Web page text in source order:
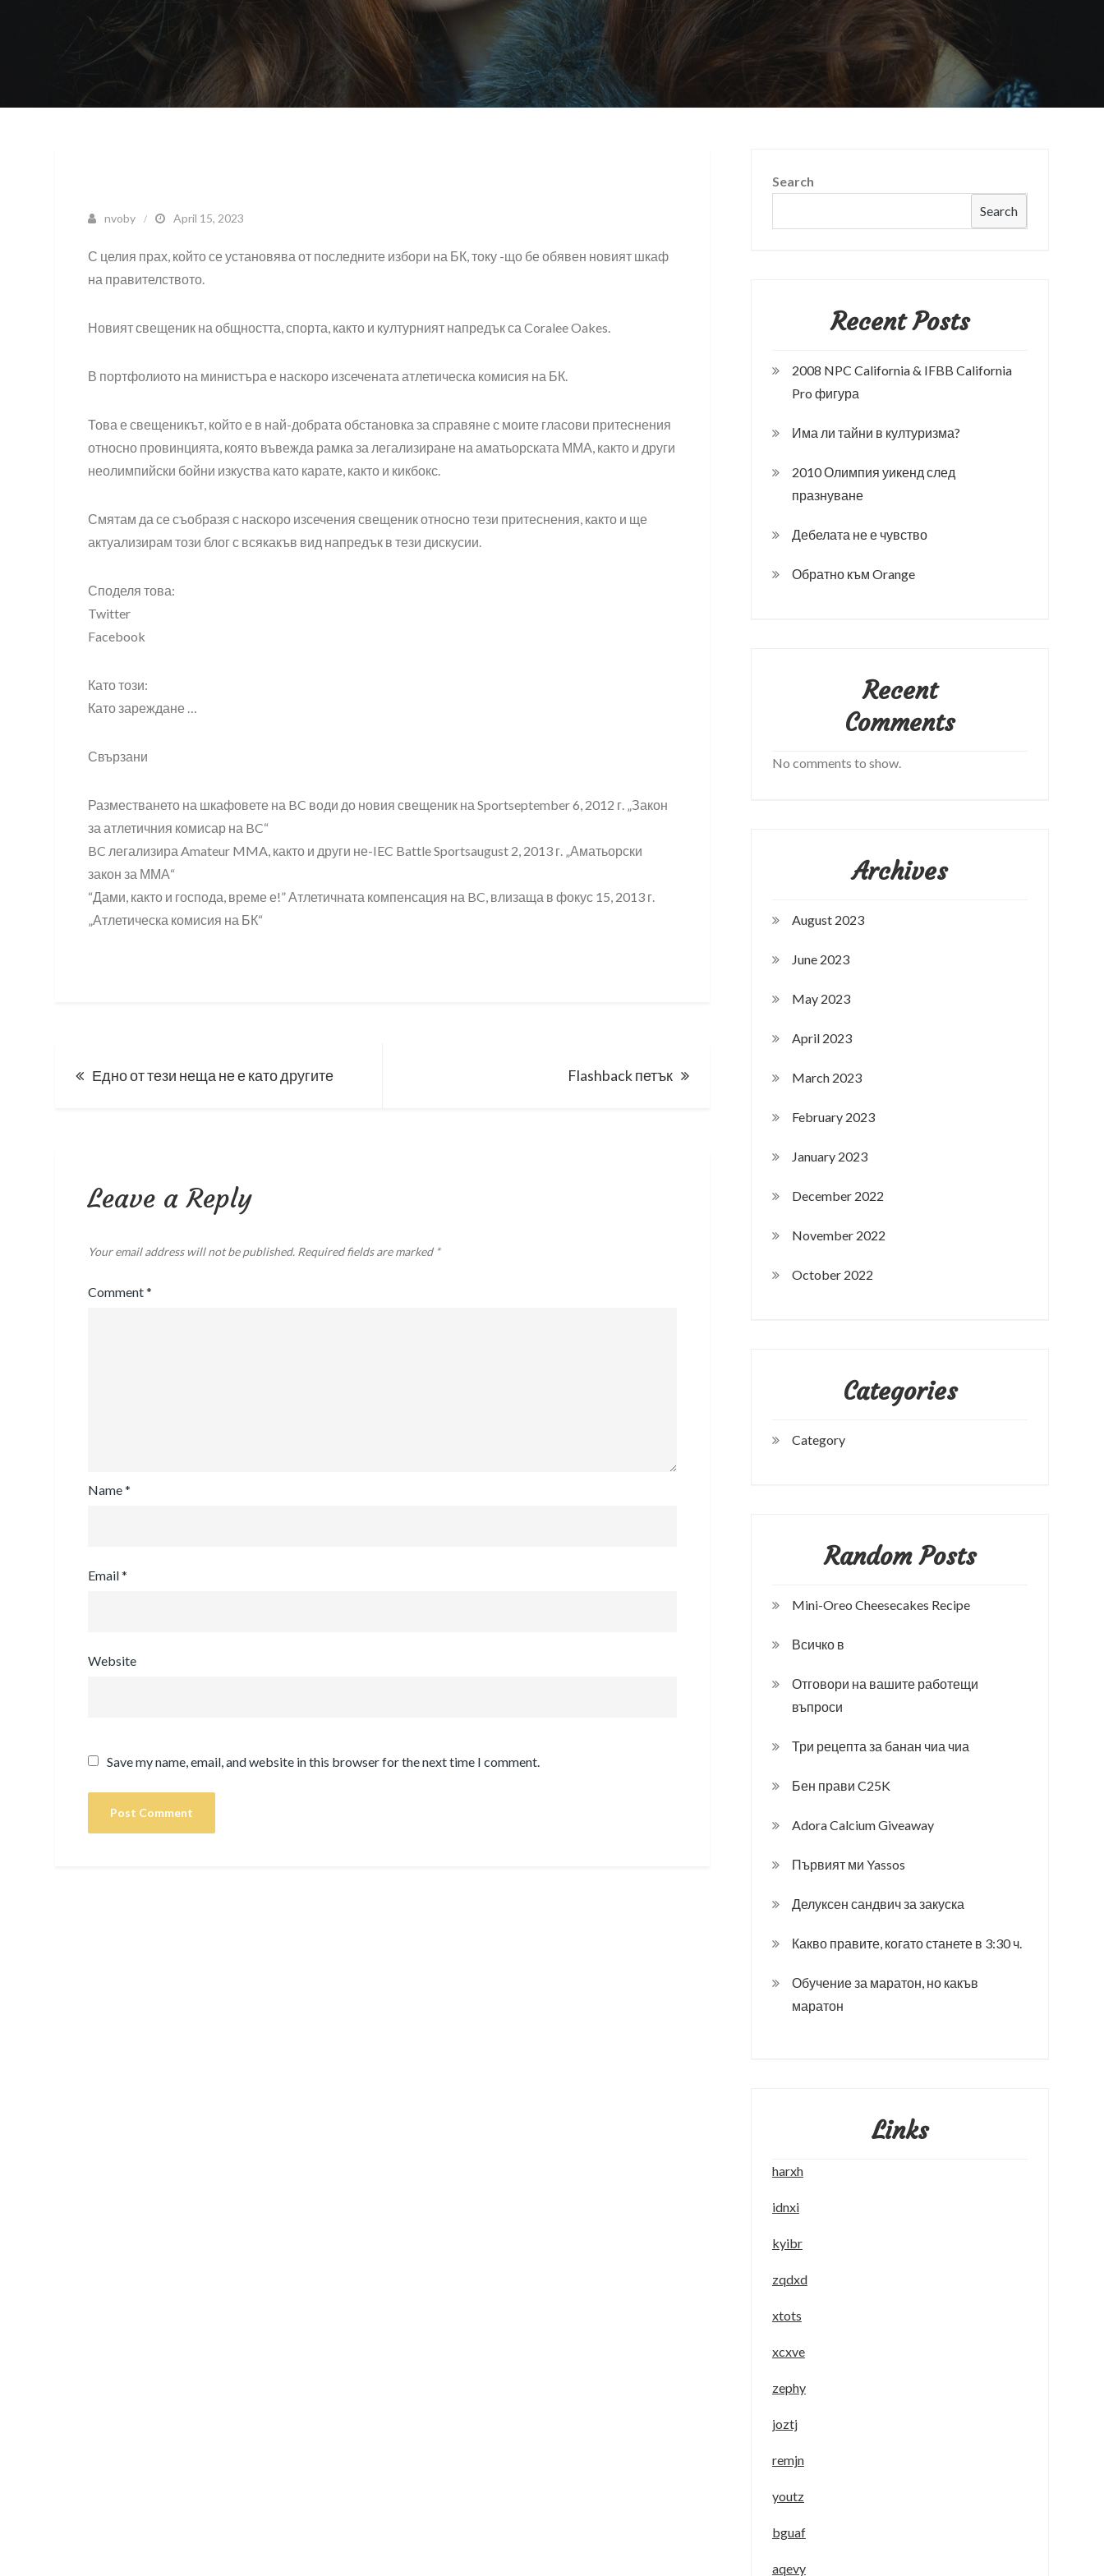
nvoby April 15, 2023
С целия прах, който се установява от последните избори на БК, току -що бе обявен новият шкаф
на правителството.
Новият свещеник на общността, спорта, както и културният напредък са Coralee Oakes.
В портфолиото на министъра е наскоро изсечената атлетическа комисия на БК.
Това е свещеникът, който е в най-добрата обстановка за справяне с моите гласови притеснения
относно провинцията, която въвежда рамка за легализиране на аматьорската ММА, както и други
неолимпийски бойни изкуства като карате, както и кикбокс.
Смятам да се съобразя с наскоро изсечения свещеник относно тези притеснения, както и ще
актуализирам този блог с всякакъв вид напредък в тези дискусии.
Споделя това:
Twitter
Facebook
Като този:
Като зареждане …
Свързани
Разместването на шкафовете на BC води до новия свещеник на Sportseptember 6, 2012 г. „Закон
за атлетичния комисар на BC“
BC легализира Amateur MMA, както и други не-IEC Battle Sportsaugust 2, 2013 г. „Аматьорски
закон за ММА“
“Дами, както и господа, време е!” Атлетичната компенсация на BC, влизаща в фокус 15, 2013 г.
„Атлетическа комисия на БК“
Post
Едно от тези неща не е като другите Flashback петък
Leave a Reply
Your email address will not be published. Required fields are marked *
Comment*
Name*
Email*
Website
Save my name, email, and website in this browser for the next time I comment.
Search
Search
Recent Posts
2008 NPC California & IFBB California
Pro фигура
Има ли тайни в културизма?
2010 Олимпия уикенд след
празнуване
Дебелата не е чувство
Обратно към Orange
Recent
Comments
No comments to show.
Archives
August 2023
June 2023
May 2023
April 2023
March 2023
February 2023
January 2023
December 2022
November 2022
October 2022
Categories
Category
Random Posts
Mini-Oreo Cheesecakes Recipe
Всичко в
Отговори на вашите работещи
въпроси
Три рецепта за банан чиа чиа
Бен прави C25K
Adora Calcium Giveaway
Първият ми Yassos
Делуксен сандвич за закуска
Какво правите, когато станете в 3:30 ч.
Обучение за маратон, но какъв
маратон
Links
harxh
idnxi
kyibr
zqdxd
xtots
xcxve
zephy
joztj
remjn
youtz
bguaf
aqevy